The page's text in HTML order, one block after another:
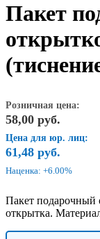
Пакет
Розничная цена:
58,00 руб.
Цена для юр. лиц:
61,48 руб.
Наценка: +6.00%
Пакет
открытка.